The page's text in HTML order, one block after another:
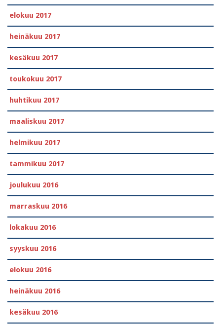
elokuu 2017
heinäkuu 2017
kesäkuu 2017
toukokuu 2017
huhtikuu 2017
maaliskuu 2017
helmikuu 2017
tammikuu 2017
joulukuu 2016
marraskuu 2016
lokakuu 2016
syyskuu 2016
elokuu 2016
heinäkuu 2016
kesäkuu 2016